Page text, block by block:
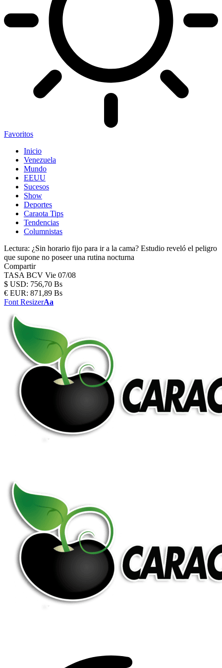
Favoritos
Inicio
Venezuela
Mundo
EEUU
Sucesos
Show
Deportes
Caraota Tips
Tendencias
Columnistas
Lectura: ¿Sin horario fijo para ir a la cama? Estudio reveló el peligro
que supone no poseer una rutina nocturna
Compartir
TASA BCV Vie 07/08
$ USD: 756,70 Bs
€ EUR: 871,89 Bs
Font ResizerAa